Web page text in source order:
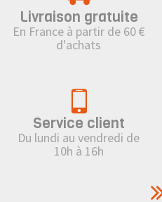
Livraison gratuite
En France à partir de 60 €
d'achats
Service client
Du lundi au vendredi de
10h à 16h